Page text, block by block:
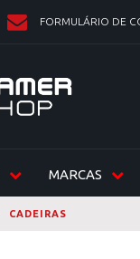
FORMULÁRIO DE
MARCAS
CADEIRAS